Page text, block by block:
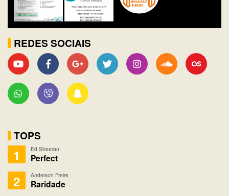
REDES SOCIAIS
TOPS
1 Ed Sheeran
Perfect
2 Anderson Freire
Raridade